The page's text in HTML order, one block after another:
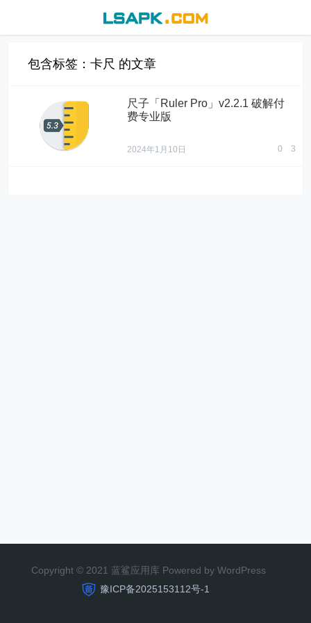
包含标签：卡尺 的文章
尺子「Ruler Pro」v2.2.1 破解付
费专业版
2024年1月10日 0 3
Copyright © 2021 蓝鲨应用库 Powered by WordPress
豫ICP备2025153112号-1